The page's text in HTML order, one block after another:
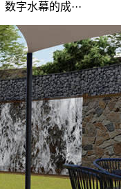
字水幕的成···